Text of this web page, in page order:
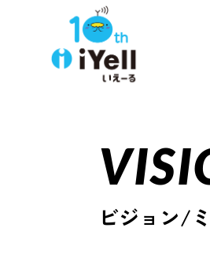
ビジョン/